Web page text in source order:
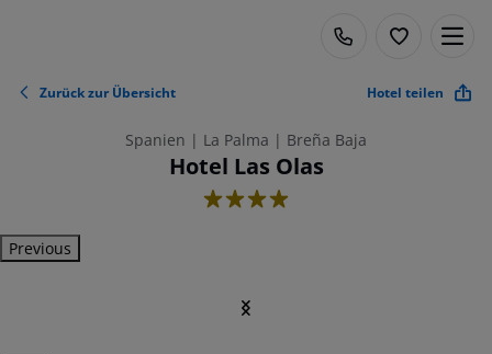
Zurück zur Übersicht Hotel teilen
Spanien | La Palma | Breña Baja
Hotel Las Olas
4
Previous